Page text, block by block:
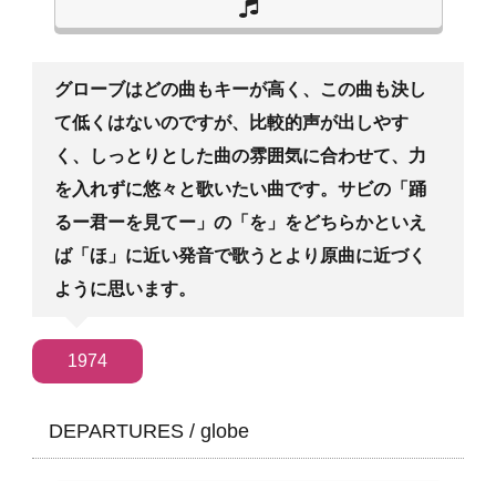
グローブはどの曲もキーが高く、この曲も決し
て低くはないのですが、比較的声が出しやす
く、しっとりとした曲の雰囲気に合わせて、力
を入れずに悠々と歌いたい曲です。サビの「踊
るー君ーを見てー」の「を」をどちらかといえ
ば「ほ」に近い発音で歌うとより原曲に近づく
ように思います。
1974
DEPARTURES / globe